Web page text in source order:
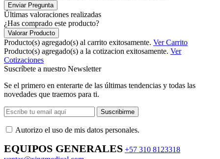
Enviar Pregunta
Últimas valoraciones realizadas
¿Has comprado este producto?
Valorar Producto
Producto(s) agregado(s) al carrito exitosamente. Ver Carrito
Producto(s) agregado(s) a la cotizacion exitosamente. Ver
Cotizaciones
Suscríbete a nuestro Newsletter
Se el primero en enterarte de las últimas tendencias y todas las
novedades que traemos para ti.
Suscribirme
Autorizo ​​el uso de mis datos personales.
EQUIPOS GENERALES +57 310 8123318